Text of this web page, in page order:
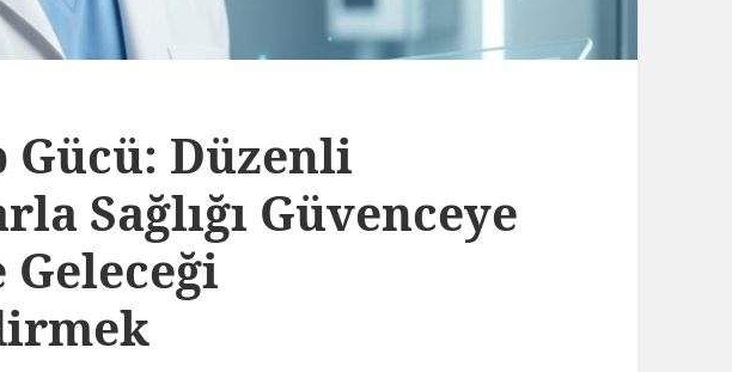
Gücü: Düzenli
Sağlığı Güvenceye